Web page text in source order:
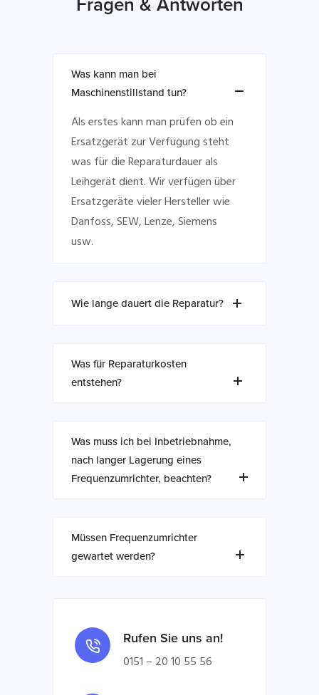
Fragen & Antworten
Was kann man bei
Maschinenstillstand tun?
Als erstes kann man prüfen ob ein
Ersatzgerät zur Verfügung steht
was für die Reparaturdauer als
Leihgerät dient. Wir verfügen über
Ersatzgeräte vieler Hersteller wie
Danfoss, SEW, Lenze, Siemens
usw.
Wie lange dauert die Reparatur?
Was für Reparaturkosten
entstehen?
Was muss ich bei Inbetriebnahme,
nach langer Lagerung eines
Frequenzumrichter, beachten?
Müssen Frequenzumrichter
gewartet werden?
Rufen Sie uns an!
0151 – 20 10 55 56